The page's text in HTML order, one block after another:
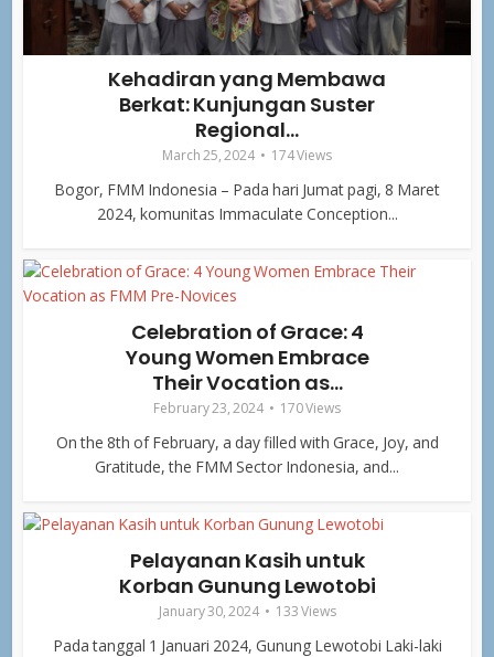
Kehadiran yang Membawa
Berkat: Kunjungan Suster
Regional...
March 25, 2024 174 Views
Bogor, FMM Indonesia – Pada hari Jumat pagi, 8 Maret
2024, komunitas Immaculate Conception...
Celebration of Grace: 4
Young Women Embrace
Their Vocation as...
February 23, 2024 170 Views
On the 8th of February, a day filled with Grace, Joy, and
Gratitude, the FMM Sector Indonesia, and...
Pelayanan Kasih untuk
Korban Gunung Lewotobi
January 30, 2024 133 Views
Pada tanggal 1 Januari 2024, Gunung Lewotobi Laki-laki